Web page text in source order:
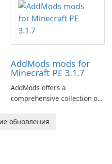
of your brother, Andor,
through a quest-driven
narrative inspired by classic
AddMods mods for
Minecraft PE 3.1.7
AddMods offers a
comprehensive collection of
allowing you to enhance your
обновления